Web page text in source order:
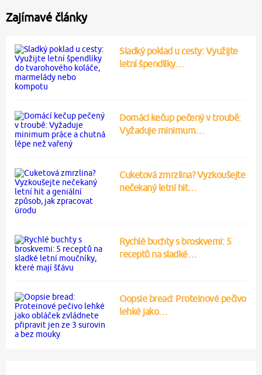
Zajímavé články
Sladký poklad u cesty: Využijte
letní špendlíky…
Domácí kečup pečený v troubě:
Vyžaduje minimum…
Cuketová zmrzlina? Vyzkoušejte
nečekaný letní hit…
Rychlé buchty s broskvemi: 5
receptů na sladké…
Oopsie bread: Proteinové pečivo
lehké jako…